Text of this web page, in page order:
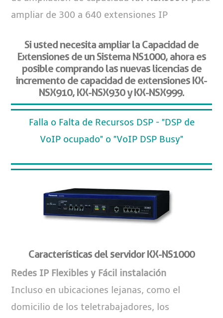
ampliar de 300 a 640 extensiones IP
Si usted necesita ampliar la Capacidad de
Extensiones de un Sistema NS1000, ahora es
posible comprando las nuevas licencias de
incremento de capacidad de extensiones KX-
NSX910, KX-NSX930 y KX-NSX999.
Falla o Falta de Recursos DSP - "DSP de
VoIP ocupado" o "VoIP DSP Busy"
Características del servidor KX-NS1000
Redes IP Flexibles y Fácil instalación
Incluso en ubicaciones lejanas, como el
domicilio de los teletrabajadores, los